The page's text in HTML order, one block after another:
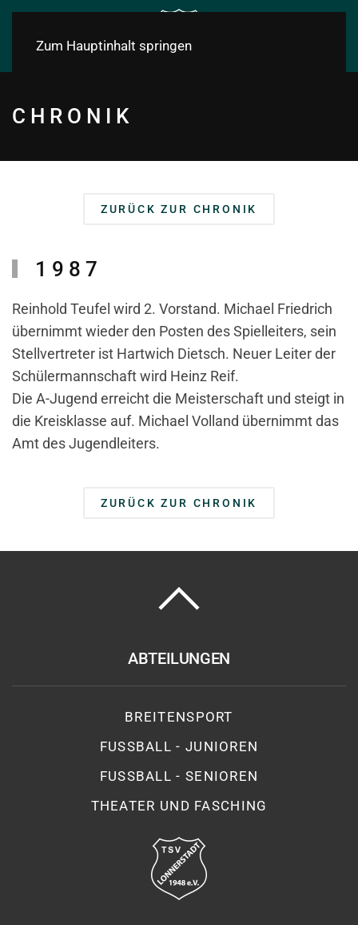
Zum Hauptinhalt springen
CHRONIK
ZURÜCK ZUR CHRONIK
1987
Reinhold Teufel wird 2. Vorstand. Michael Friedrich
übernimmt wieder den Posten des Spielleiters, sein
Stellvertreter ist Hartwich Dietsch. Neuer Leiter der
Schülermannschaft wird Heinz Reif.
Die A-Jugend erreicht die Meisterschaft und steigt in
die Kreisklasse auf. Michael Volland übernimmt das
Amt des Jugendleiters.
ZURÜCK ZUR CHRONIK
ABTEILUNGEN
BREITENSPORT
FUSSBALL - JUNIOREN
FUSSBALL - SENIOREN
THEATER UND FASCHING